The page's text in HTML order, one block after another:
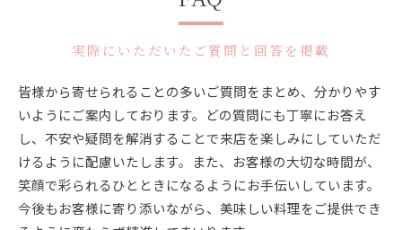
実際にいただいたご質問と回答を掲載
皆様から寄せられることの多いご質問をまとめ、分かりやす
いようにご案内しております。どの質問にも丁寧にお答え
し、不安や疑問を解消することで来店を楽しみにしていただ
けるように配慮いたします。また、お客様の大切な時間が、
笑顔で彩られるひとときになるようにお手伝いしています。
今後もお客様に寄り添いながら、美味しい料理をご提供でき